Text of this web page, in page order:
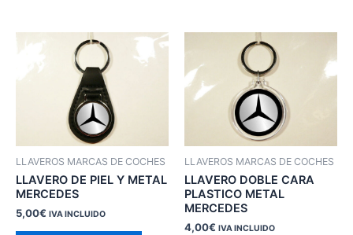
LLAVEROS MARCAS DE COCHES
LLAVERO DE PIEL Y METAL
MERCEDES
5,00€ IVA INCLUIDO
LLAVEROS MARCAS DE COCHES
LLAVERO DOBLE CARA
PLASTICO METAL
MERCEDES
4,00€ IVA INCLUIDO